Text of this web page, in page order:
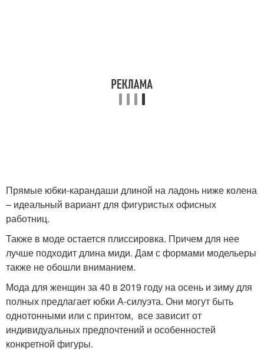
Прямые юбки-карандаши длиной на ладонь ниже колена
– идеальный вариант для фигуристых офисных
работниц.
Также в моде остается плиссировка. Причем для нее
лучше подходит длина миди. Дам с формами модельеры
также не обошли вниманием.
Мода для женщин за 40 в 2019 году на осень и зиму для
полных предлагает юбки А-силуэта. Они могут быть
однотонными или с принтом, все зависит от
индивидуальных предпочтений и особенностей
конкретной фигуры.